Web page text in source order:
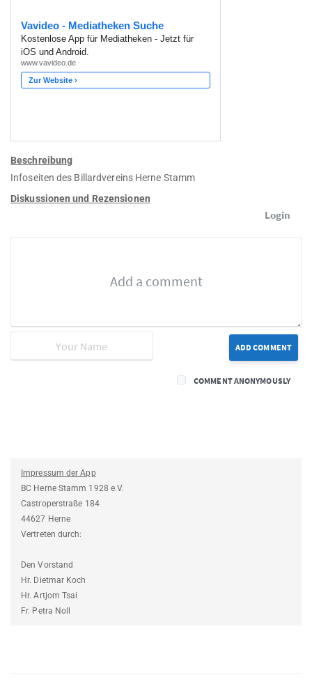
Beschreibung
Infoseiten des Billardvereins Herne Stamm
Diskussionen und Rezensionen
Login
ADD COMMENT
COMMENT ANONYMOUSLY
Impressum der App
BC Herne Stamm 1928 e.V.
Castroperstraße 184
44627 Herne
Vertreten durch:
Den Vorstand
Hr. Dietmar Koch
Hr. Artjom Tsai
Fr. Petra Noll